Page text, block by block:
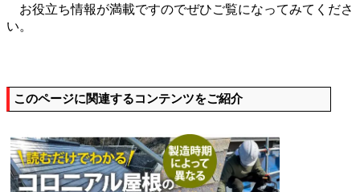
お役立ち情報が満載ですのでぜひご覧になってみてくださ
い。
このページに関連するコンテンツをご紹介